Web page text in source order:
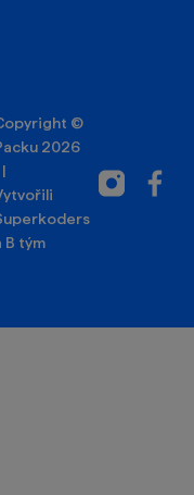
©
2026
|
B tým
Instagram